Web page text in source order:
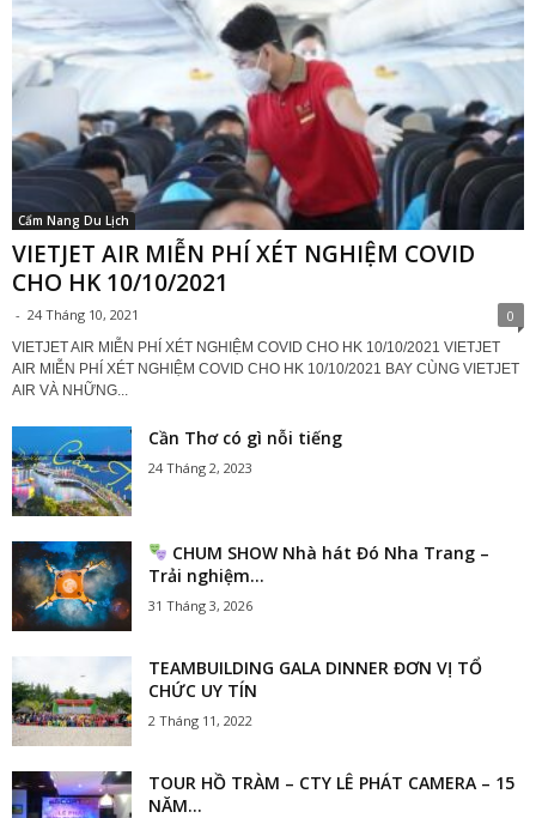
Cẩm Nang Du Lịch
VIETJET AIR MIỄN PHÍ XÉT NGHIỆM COVID
CHO HK 10/10/2021
- 24 Tháng 10, 2021 0
VIETJET AIR MIỄN PHÍ XÉT NGHIỆM COVID CHO HK 10/10/2021 VIETJET
AIR MIỄN PHÍ XÉT NGHIỆM COVID CHO HK 10/10/2021 BAY CÙNG VIETJET
AIR VÀ NHỮNG...
Cần Thơ có gì nỗi tiếng
24 Tháng 2, 2023
CHUM SHOW Nhà hát Đó Nha Trang –
Trải nghiệm...
31 Tháng 3, 2026
TEAMBUILDING GALA DINNER ĐƠN VỊ TỔ
CHỨC UY TÍN
2 Tháng 11, 2022
TOUR HỒ TRÀM – CTY LÊ PHÁT CAMERA – 15
NĂM...